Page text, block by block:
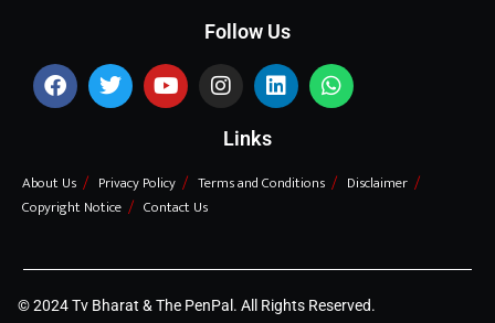
Follow Us
Links
About Us Privacy Policy Terms and Conditions
Disclaimer
Copyright Notice
Contact Us
© 2024 Tv Bharat & The PenPal. All Rights Reserved.